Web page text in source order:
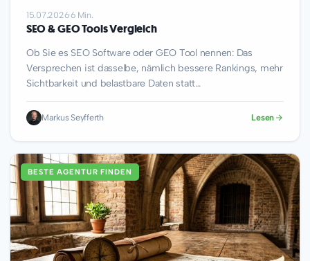
15.07.2026·6 Min.
SEO & GEO Tools Vergleich
Ob Sie es SEO Software oder GEO Tool nennen: Das
Versprechen ist dasselbe, nämlich bessere Rankings, mehr
Sichtbarkeit und belastbare Daten statt…
Markus Seyfferth Lesen
BESTE AGENTUR FINDEN